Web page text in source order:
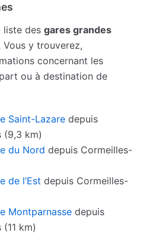
liste desgares grandes
Vous y trouverez,
concernant les
ou à destination de
Saint-Lazare depuis
(9,3 km)
du Nord depuis Cormeilles-
de l’Est depuis Cormeilles-
Montparnasse depuis
km)